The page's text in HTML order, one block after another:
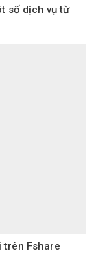
số dịch vụ từ
trên Fshare